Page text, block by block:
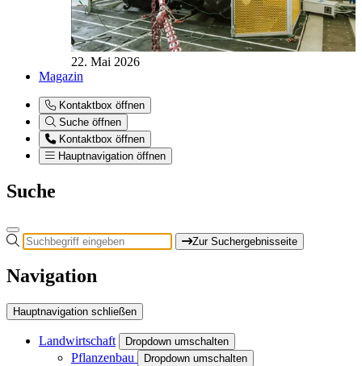
22. Mai 2026
Magazin
Kontaktbox öffnen
Suche öffnen
Kontaktbox öffnen
Hauptnavigation öffnen
Suche
Zur Suchergebnisseite
Navigation
Hauptnavigation schließen
Landwirtschaft Dropdown umschalten
Pflanzenbau Dropdown umschalten